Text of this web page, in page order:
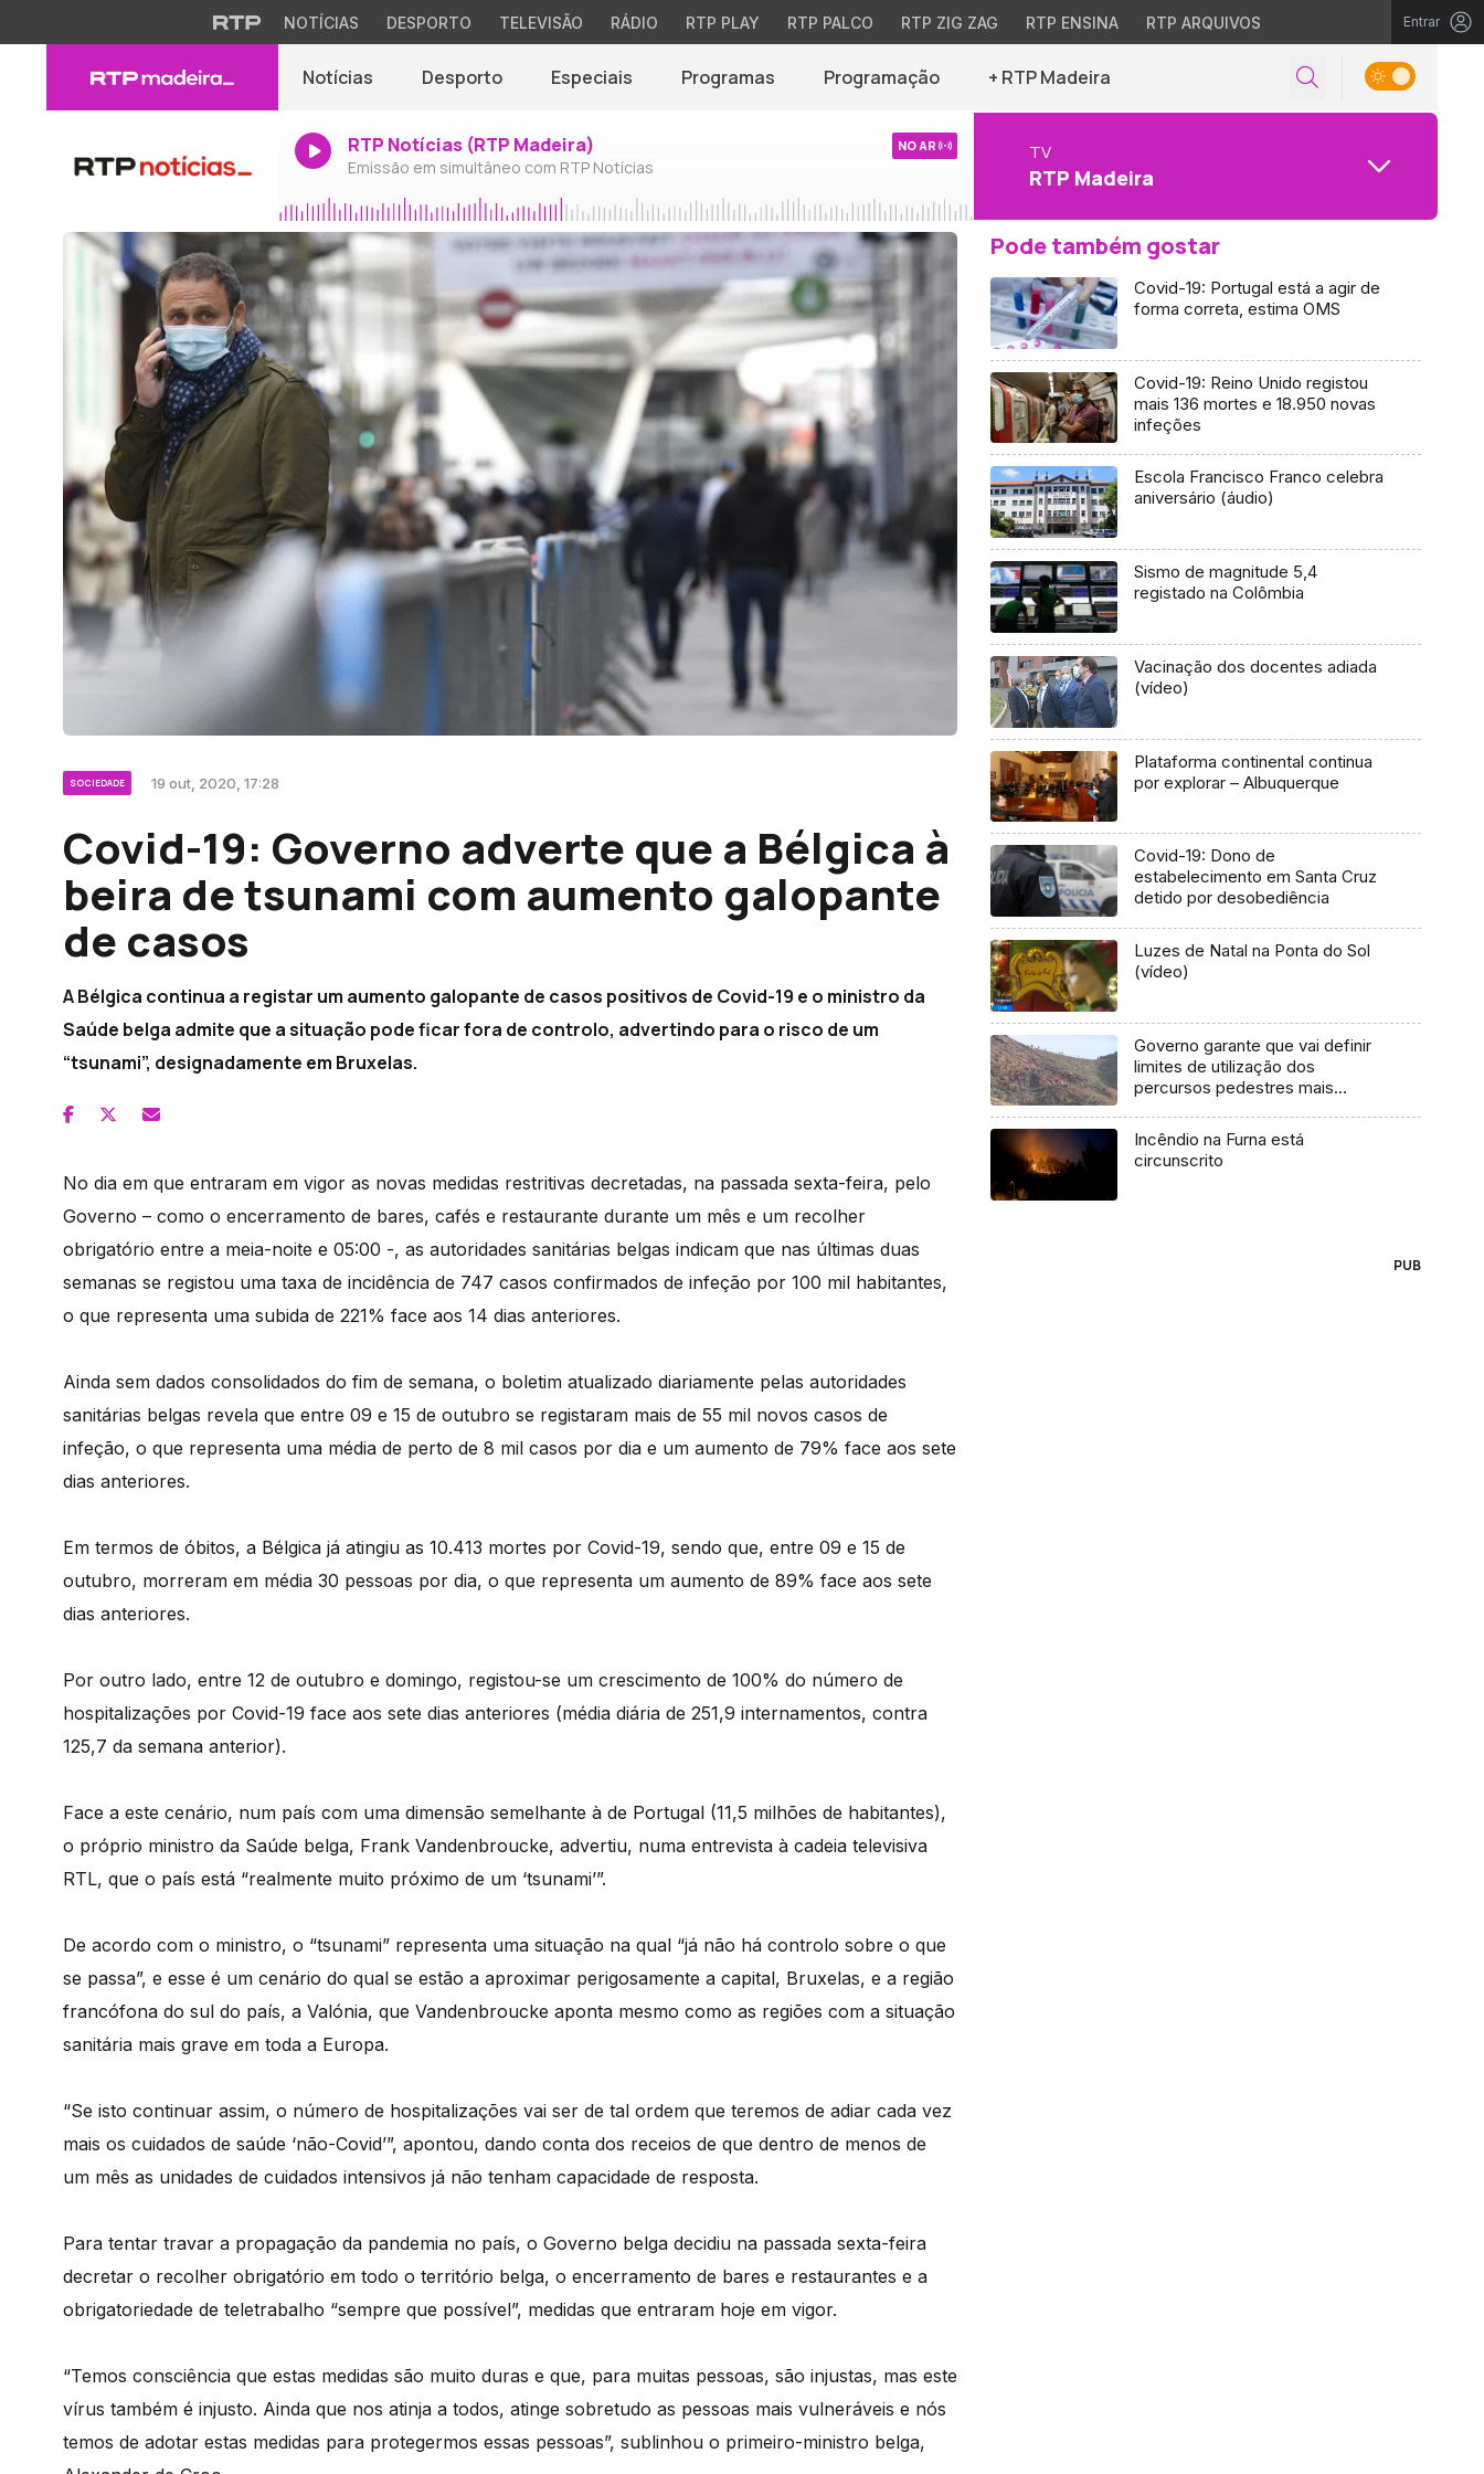
NOTÍCIAS DESPORTO TELEVISÃO RÁDIO RTP PLAY RTP PALCO RTP ZIG ZAG RTP ENSINA RTP ARQUIVOS Entrar
Notícias Desporto Especiais Programas Programação + RTP Madeira
RTP Notícias (RTP Madeira)
Emissão em simultâneo com RTP Notícias
NO AR TV
RTP Madeira
SOCIEDADE 19 out, 2020, 17:28
Covid-19: Governo adverte que a Bélgica à
beira de tsunami com aumento galopante
de casos
A Bélgica continua a registar um aumento galopante de casos positivos de Covid-19 e o ministro da
Saúde belga admite que a situação pode ficar fora de controlo, advertindo para o risco de um
“tsunami”, designadamente em Bruxelas.
No dia em que entraram em vigor as novas medidas restritivas decretadas, na passada sexta-feira, pelo
Governo – como o encerramento de bares, cafés e restaurante durante um mês e um recolher
obrigatório entre a meia-noite e 05:00 -, as autoridades sanitárias belgas indicam que nas últimas duas
semanas se registou uma taxa de incidência de 747 casos confirmados de infeção por 100 mil habitantes,
o que representa uma subida de 221% face aos 14 dias anteriores.
Ainda sem dados consolidados do fim de semana, o boletim atualizado diariamente pelas autoridades
sanitárias belgas revela que entre 09 e 15 de outubro se registaram mais de 55 mil novos casos de
infeção, o que representa uma média de perto de 8 mil casos por dia e um aumento de 79% face aos sete
dias anteriores.
Em termos de óbitos, a Bélgica já atingiu as 10.413 mortes por Covid-19, sendo que, entre 09 e 15 de
outubro, morreram em média 30 pessoas por dia, o que representa um aumento de 89% face aos sete
dias anteriores.
Por outro lado, entre 12 de outubro e domingo, registou-se um crescimento de 100% do número de
hospitalizações por Covid-19 face aos sete dias anteriores (média diária de 251,9 internamentos, contra
125,7 da semana anterior).
Face a este cenário, num país com uma dimensão semelhante à de Portugal (11,5 milhões de habitantes),
o próprio ministro da Saúde belga, Frank Vandenbroucke, advertiu, numa entrevista à cadeia televisiva
RTL, que o país está “realmente muito próximo de um ‘tsunami’”.
De acordo com o ministro, o “tsunami” representa uma situação na qual “já não há controlo sobre o que
se passa”, e esse é um cenário do qual se estão a aproximar perigosamente a capital, Bruxelas, e a região
francófona do sul do país, a Valónia, que Vandenbroucke aponta mesmo como as regiões com a situação
sanitária mais grave em toda a Europa.
“Se isto continuar assim, o número de hospitalizações vai ser de tal ordem que teremos de adiar cada vez
mais os cuidados de saúde ‘não-Covid’”, apontou, dando conta dos receios de que dentro de menos de
um mês as unidades de cuidados intensivos já não tenham capacidade de resposta.
Para tentar travar a propagação da pandemia no país, o Governo belga decidiu na passada sexta-feira
decretar o recolher obrigatório em todo o território belga, o encerramento de bares e restaurantes e a
obrigatoriedade de teletrabalho “sempre que possível”, medidas que entraram hoje em vigor.
“Temos consciência que estas medidas são muito duras e que, para muitas pessoas, são injustas, mas este
vírus também é injusto. Ainda que nos atinja a todos, atinge sobretudo as pessoas mais vulneráveis e nós
temos de adotar estas medidas para protegermos essas pessoas”, sublinhou o primeiro-ministro belga,
Pode também gostar
Covid-19: Portugal está a agir de
forma correta, estima OMS
Covid-19: Reino Unido registou
mais 136 mortes e 18.950 novas
infeções
Escola Francisco Franco celebra
aniversário (áudio)
Sismo de magnitude 5,4
registado na Colômbia
Vacinação dos docentes adiada
(vídeo)
Plataforma continental continua
por explorar – Albuquerque
Covid-19: Dono de
estabelecimento em Santa Cruz
detido por desobediência
Luzes de Natal na Ponta do Sol
(vídeo)
Governo garante que vai definir
limites de utilização dos
percursos pedestres mais
Incêndio na Furna está
circunscrito
PUB